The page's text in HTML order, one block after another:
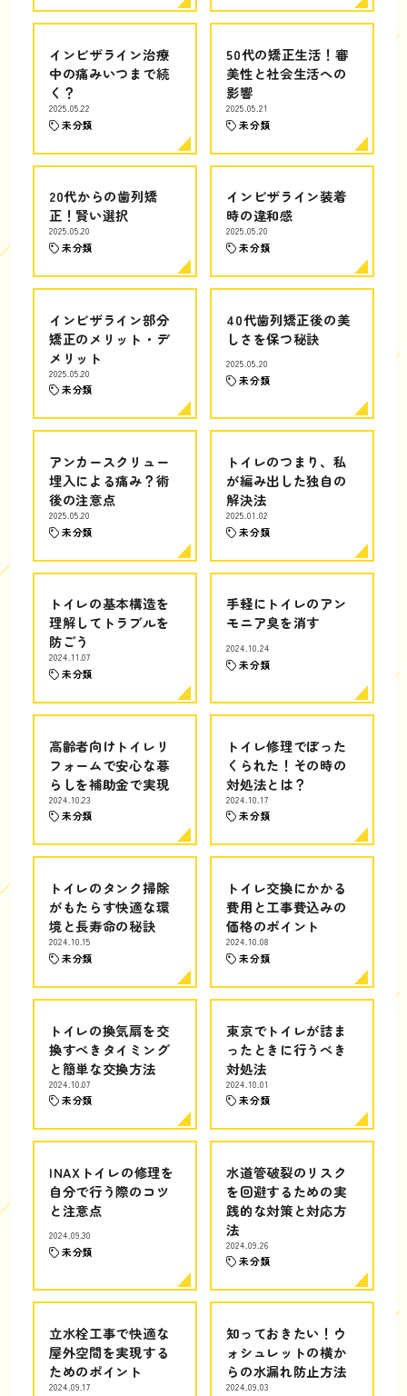
インビザライン治療
中の痛みいつまで続
く？
2025.05.22
未分類
50代の矯正生活！審
美性と社会生活への
影響
2025.05.21
未分類
20代からの歯列矯
正！賢い選択
2025.05.20
未分類
インビザライン装着
時の違和感
2025.05.20
未分類
インビザライン部分
矯正のメリット・デ
メリット
2025.05.20
未分類
40代歯列矯正後の美
しさを保つ秘訣
2025.05.20
未分類
アンカースクリュー
埋入による痛み？術
後の注意点
2025.05.20
未分類
トイレのつまり、私
が編み出した独自の
解決法
2025.01.02
未分類
トイレの基本構造を
理解してトラブルを
防ごう
2024.11.07
未分類
手軽にトイレのアン
モニア臭を消す
2024.10.24
未分類
高齢者向けトイレリ
フォームで安心な暮
らしを補助金で実現
2024.10.23
未分類
トイレ修理でぼった
くられた！その時の
対処法とは？
2024.10.17
未分類
トイレのタンク掃除
がもたらす快適な環
境と長寿命の秘訣
2024.10.15
未分類
トイレ交換にかかる
費用と工事費込みの
価格のポイント
2024.10.08
未分類
トイレの換気扇を交
換すべきタイミング
と簡単な交換方法
2024.10.07
未分類
東京でトイレが詰ま
ったときに行うべき
対処法
2024.10.01
未分類
INAXトイレの修理を
自分で行う際のコツ
と注意点
2024.09.30
未分類
水道管破裂のリスク
を回避するための実
践的な対策と対応方
法
2024.09.26
未分類
立水栓工事で快適な
屋外空間を実現する
ためのポイント
2024.09.17
知っておきたい！ウ
ォシュレットの横か
らの水漏れ防止方法
2024.09.03